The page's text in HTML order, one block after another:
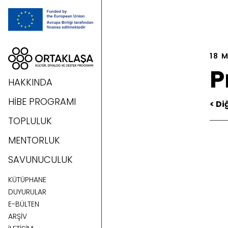
HAKKINDA
HİBE PROGRAMI
TOPLULUK
MENTORLUK
SAVUNUCULUK
KÜTÜPHANE
DUYURULAR
E-BÜLTEN
ARŞİV
18
<